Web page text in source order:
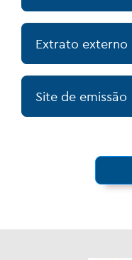
Extrato externo
Site de emissão